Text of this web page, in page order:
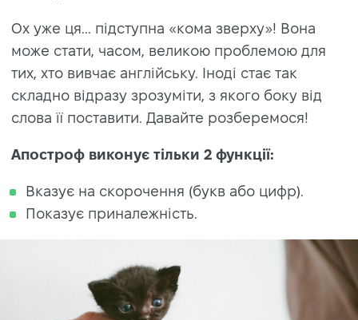
Ох уже ця... підступна «кома зверху»! Вона
може стати, часом, великою проблемою для
тих, хто вивчає англійську. Іноді стає так
складно відразу зрозуміти, з якого боку від
слова її поставити. Давайте розберемося!
Апостроф виконує тільки 2 функції:
Вказує на скорочення (букв або цифр).
Показує приналежність.